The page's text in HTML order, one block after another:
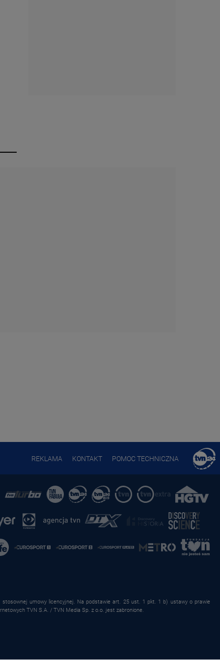
REKLAMA KONTAKT POMOC TECHNICZNA
stosownej umowy licencyjnej. Na podstawie art. 25 ust. 1 pkt. 1 b) ustawy o prawie
TVN S.A. / TVN Media Sp. z o.o. jest zabronione.